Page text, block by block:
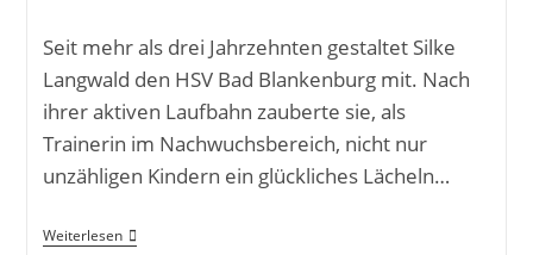
Seit mehr als drei Jahrzehnten gestaltet Silke
Langwald den HSV Bad Blankenburg mit. Nach
ihrer aktiven Laufbahn zauberte sie, als
Trainerin im Nachwuchsbereich, nicht nur
unzähligen Kindern ein glückliches Lächeln…
Weiterlesen